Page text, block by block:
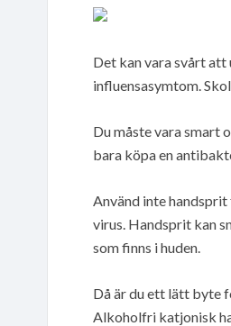
Det kan vara svårt att
influensasymtom.
Du måste vara smart
bara köpa en
Använd inte
virus. Handsprit kan
som finns i huden.
Då är du ett lätt byte
Alkoholfri katjonisk